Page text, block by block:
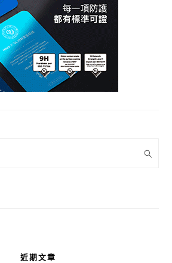
近期文章